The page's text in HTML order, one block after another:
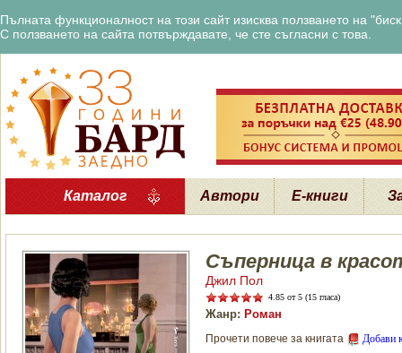
Пълната функционалност на този сайт изисква ползването на
С ползването на сайта потвърждавате, че сте съгласни с това.
Каталог Автори Е-книги
Съперница в
Джил Пол
4.85 от 5 (15 гласа)
Жанр: Роман
Прочети повече за книгата Добави